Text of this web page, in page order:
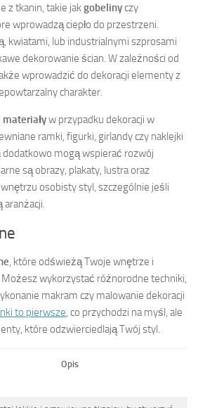
z tkanin, takie jakgobelinyczy
wprowadzą ciepło do przestrzeni.
kwiatami, lub industrialnymi szprosami
dekorowanie ścian. W zależności od
wprowadzić do dekoracji elementy z
charakter.
materiaływ przypadku dekoracji w
ramki, figurki, girlandy czy naklejki
mogą wspierać rozwój
są obrazy, plakaty, lustra oraz
osobisty styl, szczególnie jeśli
aranżacji.
, które odświeżą Twoje wnętrze i
wykorzystać różnorodne techniki,
makram czy malowanie dekoracji
to pierwsze , co przychodzi na myśl, ale
które odzwierciedlają Twój styl.
Opis